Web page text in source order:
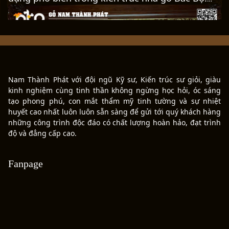
Tên gọi "bức bàn" xuất phát từ cấu tạo của từng
các tấm ván gỗ lớn (gọi là bức) nằm trong hệ
Nam Thành Phát với đội ngũ Kỹ sư, Kiến trúc sư giỏi, giàu
kinh nghiệm cùng tinh thần không ngừng học hỏi, óc sáng
tạo phong phú, con mắt thẩm mỹ tinh tường và sự nhiệt
huyết cao nhất luôn luôn sẵn sàng để gửi tới quý khách hàng
những công trình độc đáo có chất lượng hoàn hảo, đạt trình
độ và đẳng cấp cao.
Fanpage